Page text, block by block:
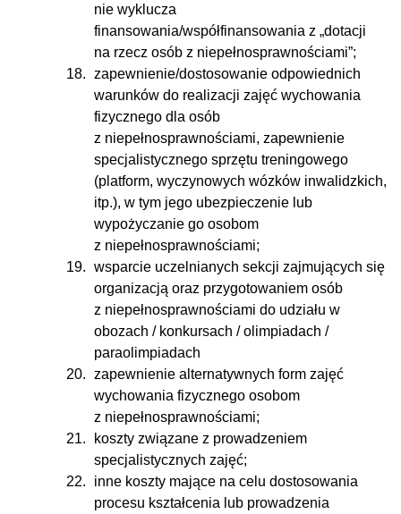
nie wyklucza
finansowania/współfinansowania z „dotacji
na rzecz osób z niepełnosprawnościami”;
zapewnienie/dostosowanie odpowiednich
warunków do realizacji zajęć wychowania
fizycznego dla osób
z niepełnosprawnościami, zapewnienie
specjalistycznego sprzętu treningowego
(platform, wyczynowych wózków inwalidzkich,
itp.), w tym jego ubezpieczenie lub
wypożyczanie go osobom
z niepełnosprawnościami;
wsparcie uczelnianych sekcji zajmujących się
organizacją oraz przygotowaniem osób
z niepełnosprawnościami do udziału w
obozach / konkursach / olimpiadach /
paraolimpiadach
zapewnienie alternatywnych form zajęć
wychowania fizycznego osobom
z niepełnosprawnościami;
koszty związane z prowadzeniem
specjalistycznych zajęć;
inne koszty mające na celu dostosowania
procesu kształcenia lub prowadzenia